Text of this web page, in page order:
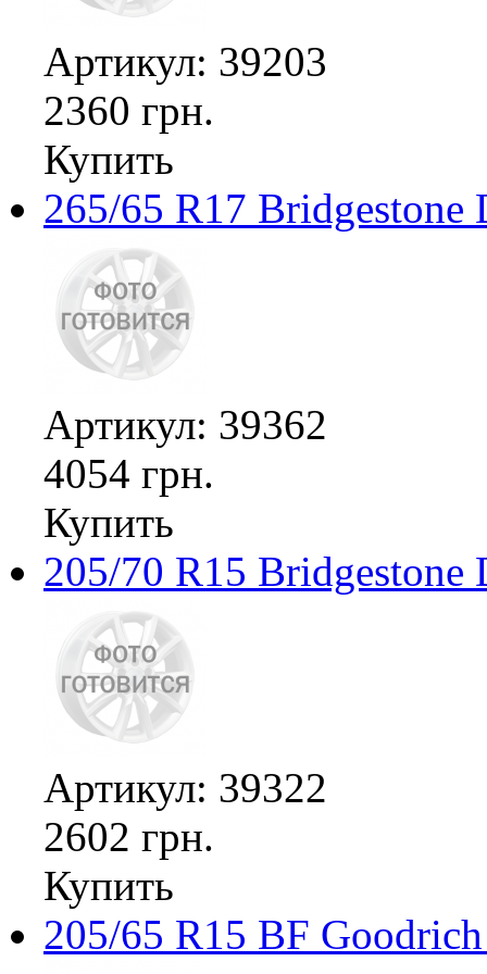
Артикул: 39203
2360 грн.
Купить
265/65 R17 Bridgestone
Артикул: 39362
4054 грн.
Купить
205/70 R15 Bridgestone
Артикул: 39322
2602 грн.
Купить
205/65 R15 BF